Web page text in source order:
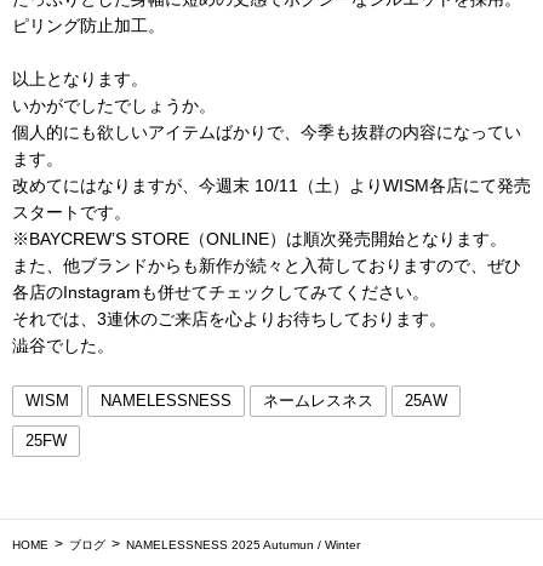
ピリング防止加工。
以上となります。
いかがでしたでしょうか。
個人的にも欲しいアイテムばかりで、今季も抜群の内容になってい
ます。
改めてにはなりますが、今週末 10/11（土）よりWISM各店にて発売
スタートです。
※BAYCREW’S STORE（ONLINE）は順次発売開始となります。
また、他ブランドからも新作が続々と入荷しておりますので、ぜひ
各店のInstagramも併せてチェックしてみてください。
それでは、3連休のご来店を心よりお待ちしております。
澁谷でした。
WISM NAMELESSNESS ネームレスネス 25AW
25FW
HOME ブログ NAMELESSNESS 2025 Autumun / Winter